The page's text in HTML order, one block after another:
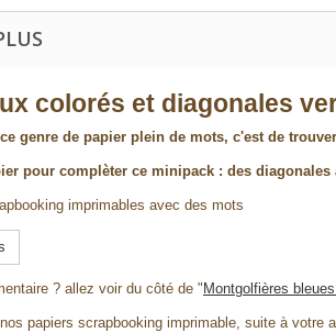
colorés et diagonales
genre de papier plein de mots, c'est de
pour complèter ce minipack : des diagonales
imprimables avec des mots
? allez voir du côté de " Montgolfières
papiers scrapbooking imprimable, suite à